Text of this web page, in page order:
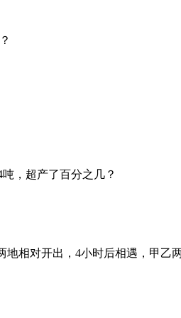
，超产了百分之几？
相对开出，4小时后相遇，甲乙